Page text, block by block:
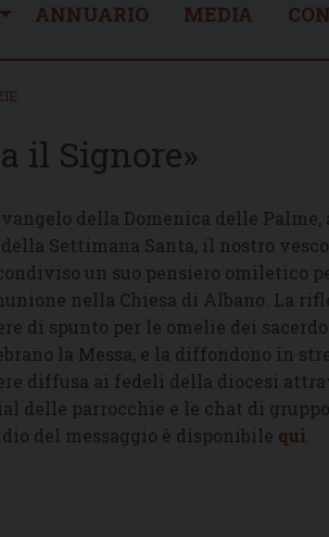
ANNUARIO MEDIA
il Signore»
della Domenica delle Palme,
Settimana Santa, il nostro
un suo pensiero omiletico
nella Chiesa di Albano. La
di spunto per le omelie dei
la Messa, e la diffondono in
diffusa ai fedeli della diocesi
delle parrocchie e le chat di gruppo.
del messaggio è disponibile qui